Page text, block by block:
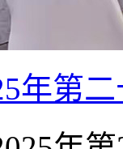
年第